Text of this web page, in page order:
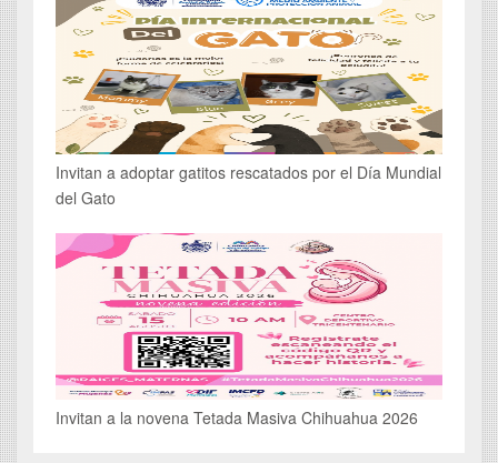
Invitan a adoptar gatitos rescatados por el Día Mundial
del Gato
Invitan a la novena Tetada Masiva Chihuahua 2026